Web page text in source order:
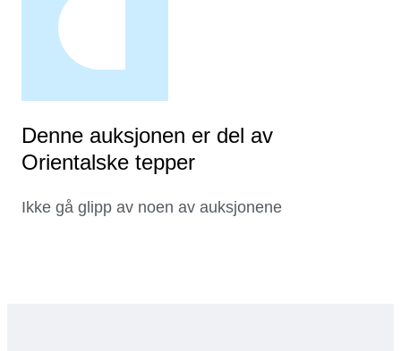
Denne auksjonen er del av
Orientalske tepper
Ikke gå glipp av noen av auksjonene